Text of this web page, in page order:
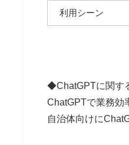
利用シーン
◆ChatGPTに関す
ChatGPTで業務効
自治体向けに